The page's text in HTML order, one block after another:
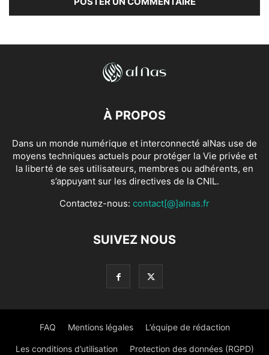
À PROPOS
Dans un monde numérique et interconnecté alNas use de
moyens techniques actuels pour protéger la Vie privée et
la liberté de ses utilisateurs, membres ou adhérents, en
s’appuyant sur les directives de la CNIL.
Contactez-nous: contact[@]alnas.fr
SUIVEZ NOUS
FAQ Mentions légales L’équipe de rédaction
Les conditions d’utilisation Protection des données (RGPD)